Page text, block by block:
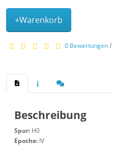
+Warenkorb
0 Bewertungen/
Beschreibung
Spur: H0
Epoche: IV